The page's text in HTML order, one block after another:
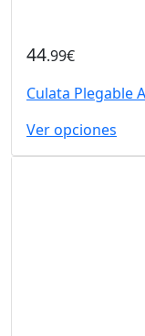
44.99€
Culata Plegable
Ver opciones